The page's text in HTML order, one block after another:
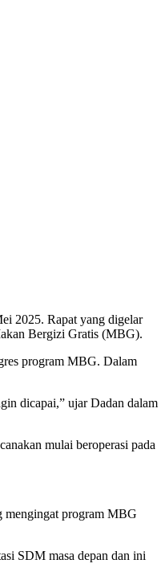
2025. Rapat yang digelar
Bergizi Gratis (MBG).
program MBG. Dalam
dicapai,” ujar Dadan dalam
mulai beroperasi pada
mengingat program MBG
SDM masa depan dan ini